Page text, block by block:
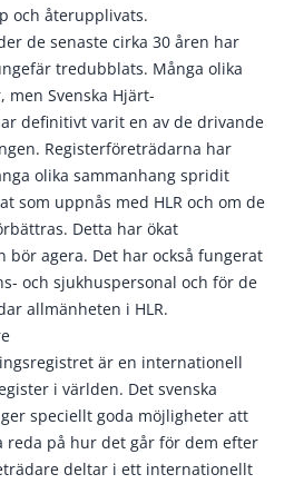
och återupplivats.
de senaste cirka 30 åren har
tredubblats. Många olika
Svenska Hjärt-
definitivt varit en av de drivande
Registerföreträdarna har
olika sammanhang spridit
som uppnås med HLR och om de
Detta har ökat
bör agera. Det har också fungerat
och sjukhuspersonal och för de
allmänheten i HLR.
är en internationell
i världen. Det svenska
speciellt goda möjligheter att
på hur det går för dem efter
deltar i ett internationellt